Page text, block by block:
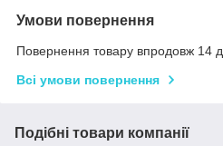
Умови повернення
Повернення товару впродовж 14
Всі умови повернення
Подібні товари компанії